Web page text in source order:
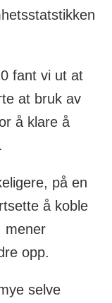
fant vi ut at
at bruk av
å klare å
på en
å koble
mener
opp.
selve